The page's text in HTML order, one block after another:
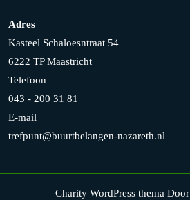
Adres
Kasteel Schaloesntraat 54
6222 TP Maastricht
Telefoon
043 - 200 31 81
E-mail
trefpunt@buurtbelangen-nazareth.nl
Charity WordPress thema Door